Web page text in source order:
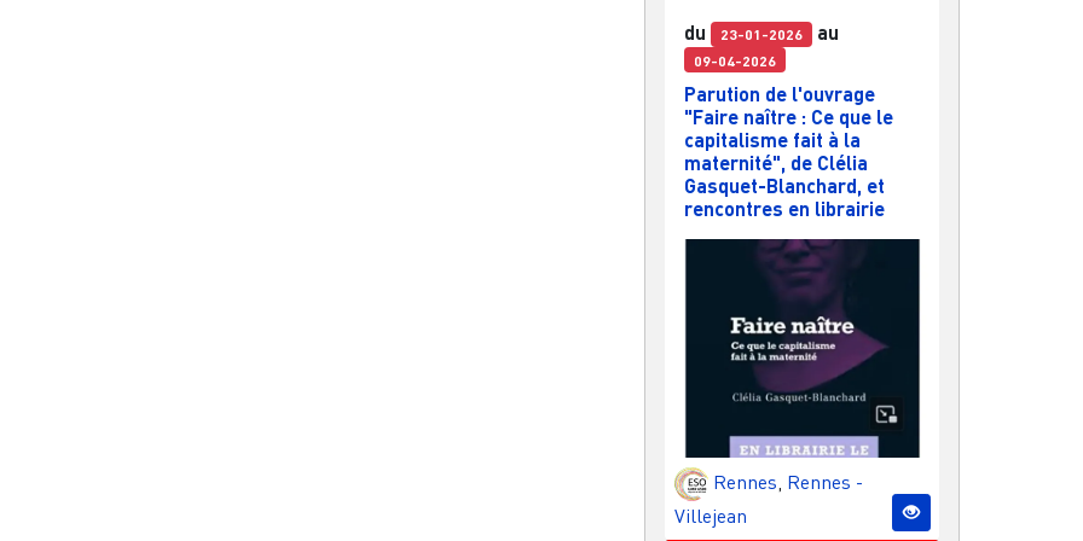
du 23-01-2026 au
09-04-2026
Parution de l'ouvrage
"Faire naître : Ce que le
capitalisme fait à la
maternité", de Clélia
Gasquet-Blanchard, et
rencontres en librairie
Rennes, Rennes -
Villejean